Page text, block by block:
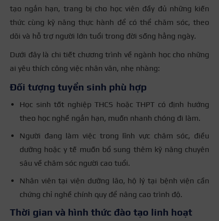
tạo ngắn hạn, trang bị cho học viên đầy đủ những kiến
thức cùng kỹ năng thực hành để có thể chăm sóc, theo
dõi và hỗ trợ người lớn tuổi trong đời sống hằng ngày.
Dưới đây là chi tiết chương trình về ngành học cho những
ai yêu thích công việc nhân văn, nhẹ nhàng:
Đối tượng tuyển sinh phù hợp
Học sinh tốt nghiệp THCS hoặc THPT có định hướng
theo học nghề ngắn hạn, muốn nhanh chóng đi làm.
Người đang làm việc trong lĩnh vực chăm sóc, điều
dưỡng hoặc y tế muốn bổ sung thêm kỹ năng chuyên
sâu về chăm sóc người cao tuổi.
Nhân viên tại viện dưỡng lão, hộ lý tại bệnh viện cần
chứng chỉ nghề chính quy để nâng cao trình độ.
Thời gian và hình thức đào tạo linh hoạt